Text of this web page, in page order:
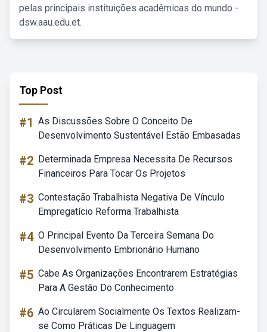
pelas principais instituições acadêmicas do mundo -
dsw.aau.edu.et.
Top Post
#1 As Discussões Sobre O Conceito De
Desenvolvimento Sustentável Estão Embasadas
#2 Determinada Empresa Necessita De Recursos
Financeiros Para Tocar Os Projetos
#3 Contestação Trabalhista Negativa De Vínculo
Empregatício Reforma Trabalhista
#4 O Principal Evento Da Terceira Semana Do
Desenvolvimento Embrionário Humano
#5 Cabe As Organizações Encontrarem Estratégias
Para A Gestão Do Conhecimento
#6 Ao Circularem Socialmente Os Textos Realizam-
se Como Práticas De Linguagem